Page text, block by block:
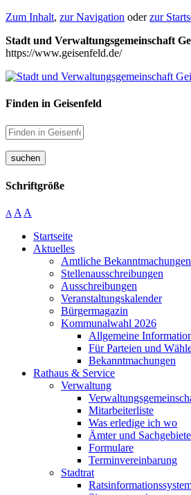
Zum Inhalt, zur Navigation oderzur
Stadt und Verwaltungsgemeinschaft
https://www.geisenfeld.de/
Finden in Geisenfeld
suchen
Schriftgröße
A A A
Startseite
Aktuelles
Amtliche Bekanntmachungen
Stellenausschreibungen
Ausschreibungen
Veranstaltungskalender
Bürgermagazin
Kommunalwahl 2026
Allgemeine
Für Parteien und
Bekanntmachungen
Rathaus & Service
Verwaltung
Mitarbeiterliste
Was erledige ich wo
Ämter und Sachgebiete
Formulare
Terminvereinbarung
Stadtrat